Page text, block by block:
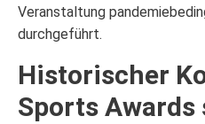
Veranstaltung
durchgeführt.
Historischer
Sports Awards